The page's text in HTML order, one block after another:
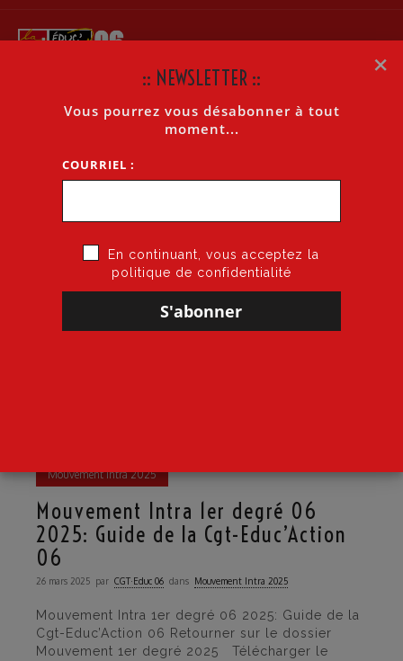
ARCHIVES MENSUELLES : MARS 2025
Accueil»Archives pour mars 2025»
Mouvement Intra 2025
Mouvement Intra 1er degré 06
2025: Guide de la Cgt-Educ’Action
06
26 mars 2025 par CGT·Educ 06 dans Mouvement Intra 2025
Mouvement Intra 1er degré 06 2025: Guide de la
Cgt-Educ’Action 06 Retourner sur le dossier
Mouvement 1er degré 2025 Télécharger le
×
:: NEWSLETTER ::
Vous pourrez vous désabonner à tout
moment...
COURRIEL :
En continuant, vous acceptez la
politique de confidentialité